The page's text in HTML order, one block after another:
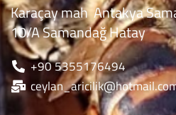
Karaçay mah Antakya
10/A Samandağ Hatay
‪+90 5355176494